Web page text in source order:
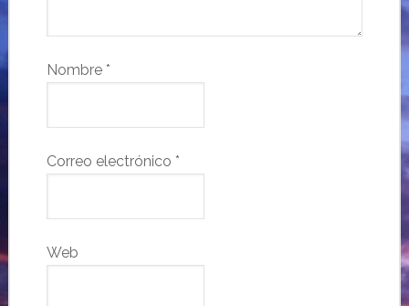
Nombre *
Correo electrónico *
Web